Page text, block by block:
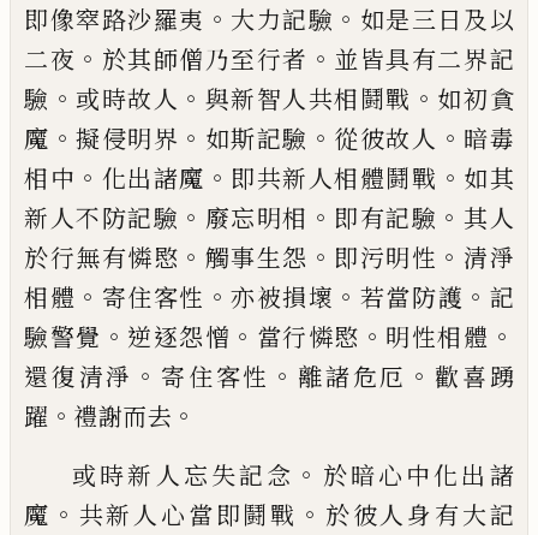
即像窣路沙羅夷 。 大力記驗 。 如是三日及以
二夜 。 於其師僧乃至行者 。 並皆具有二界記
驗 。 或時故人 。 與新智人共相鬪戰 。 如初貪
魔 。擬侵明界 。 如斯記驗 。 從彼故人 。 暗毒
相中 。 化出諸魔 。 即共新人相體鬪戰 。 如其
新人不防記驗 。 廢忘明相 。 即有記驗 。其人
於行無有憐愍 。 觸事生怨 。 即污明性 。 清淨
相體 。 寄住客性 。亦被損壞 。 若當防護 。 記
驗警覺 。 逆逐怨憎 。 當行憐愍 。 明性相體 。
還復清淨 。 寄住客性 。 離諸危厄 。 歡喜踴
躍 。 禮謝而去 。
或時新人忘失記念 。 於暗心中化出諸
魔 。 共新人心當即鬪戰 。 於彼人身有大記